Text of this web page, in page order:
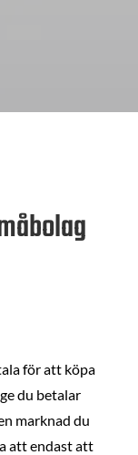
för att köpa
du betalar
marknad du
att endast att